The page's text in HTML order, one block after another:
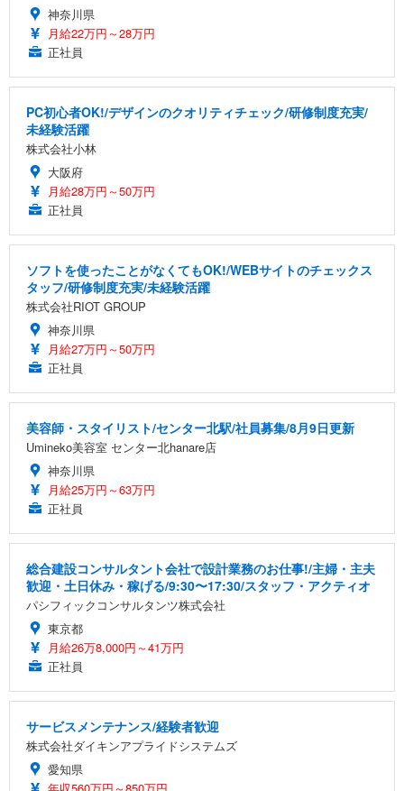
神奈川県
月給22万円～28万円
正社員
PC初心者OK!/デザインのクオリティチェック/研修制度充実/
未経験活躍
株式会社小林
大阪府
月給28万円～50万円
正社員
ソフトを使ったことがなくてもOK!/WEBサイトのチェックス
タッフ/研修制度充実/未経験活躍
株式会社RIOT GROUP
神奈川県
月給27万円～50万円
正社員
美容師・スタイリスト/センター北駅/社員募集/8月9日更新
Umineko美容室 センター北hanare店
神奈川県
月給25万円～63万円
正社員
総合建設コンサルタント会社で設計業務のお仕事!/主婦・主夫
歓迎・土日休み・稼げる/9:30〜17:30/スタッフ・アクティオ
パシフィックコンサルタンツ株式会社
東京都
月給26万8,000円～41万円
正社員
サービスメンテナンス/経験者歓迎
株式会社ダイキンアプライドシステムズ
愛知県
年収560万円～850万円